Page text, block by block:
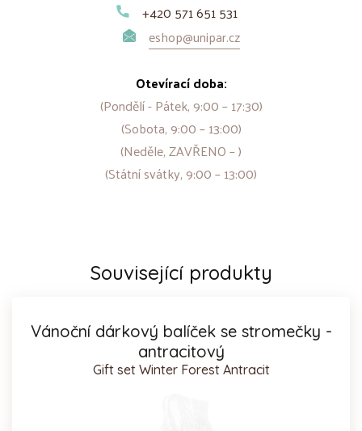
+420 571 651 531
eshop@unipar.cz
Otevírací doba:
(Pondělí - Pátek, 9:00 – 17:30)
(Sobota, 9:00 – 13:00)
(Neděle, ZAVŘENO – )
(Státní svátky, 9:00 – 13:00)
Související produkty
Vánoční dárkový balíček se stromečky -
antracitový
Gift set Winter Forest Antracit